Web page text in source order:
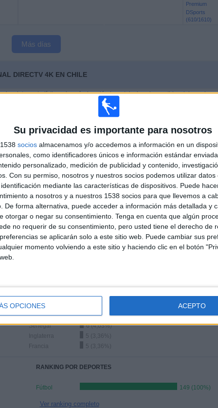
Su privacidad es importante para nosotros
socios almacenamos y/o accedemos a información en un
como identificadores únicos e información estándar
personalizado, medición de publicidad y contenido,
Con su permiso, nosotros y nuestros socios podemos utilizar datos
mediante las características de dispositivos. Puede
a nosotros y a nuestros 1538 socios para que llevemos a
De forma alternativa, puede acceder a información más detallada y
otorgar o negar su consentimiento. Tenga en cuenta que algún
no requerir de su consentimiento, pero usted tiene el derecho de
se aplicarán solo a este sitio web. Puede cambiar sus
momento volviendo a este sitio y haciendo clic en el botón
OPCIONES ACEPTO
Premium
DSports
(610/1610)
Más días
DIRECTV 4K EN CHILE
los datos estadísticos de cuándo y dónde se televisan los partidos del canal
2
TELEVISADAS
56
EQUIPOS TELEVISADOS
ÚLTIMO PARTIDO
España - Argentina
19-07-2026 FIFA Copa Mundial 2026
Marruecos
Croacia
6 (4,03%)
Senegal
6 (4,03%)
Inglaterra
5 (3,36%)
Francia
5 (3,36%)
RANKING POR DEPORTES
Fútbol 149 (100%)
Ver ranking completo